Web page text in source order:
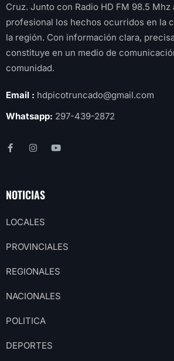
Cruz. Junto con Radio HD FM 98.5 Mhz
profesional los hechos ocurridos en la
la región. Con información clara,
constituye en un medio de
comunidad.
Email : hdpicotruncado@gmail.com
Whatsapp: 297-439-2872
NOTICIAS
LOCALES
PROVINCIALES
REGIONALES
NACIONALES
POLITICA
DEPORTES